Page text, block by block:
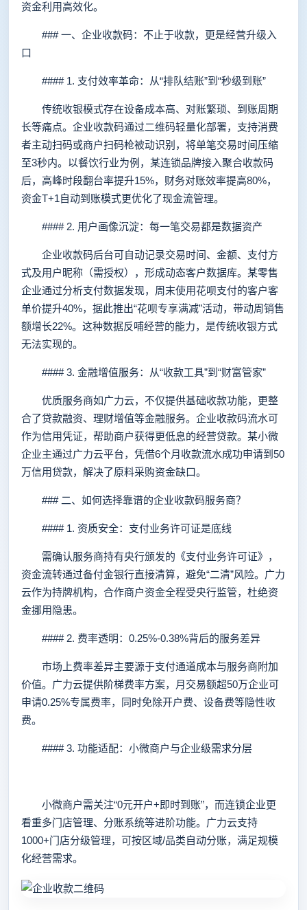
资金利用高效化。
### 一、企业收款码：不止于收款，更是经营升级入
口
#### 1. 支付效率革命：从“排队结账”到“秒级到账”
传统收银模式存在设备成本高、对账繁琐、到账周期
长等痛点。企业收款码通过二维码轻量化部署，支持消费
者主动扫码或商户扫码枪被动识别，将单笔交易时间压缩
至3秒内。以餐饮行业为例，某连锁品牌接入聚合收款码
后，高峰时段翻台率提升15%，财务对账效率提高80%，
资金T+1自动到账模式更优化了现金流管理。
#### 2. 用户画像沉淀：每一笔交易都是数据资产
企业收款码后台可自动记录交易时间、金额、支付方
式及用户昵称（需授权），形成动态客户数据库。某零售
企业通过分析支付数据发现，周末使用花呗支付的客户客
单价提升40%，据此推出“花呗专享满减”活动，带动周销售
额增长22%。这种数据反哺经营的能力，是传统收银方式
无法实现的。
#### 3. 金融增值服务：从“收款工具”到“财富管家”
优质服务商如广力云，不仅提供基础收款功能，更整
合了贷款融资、理财增值等金融服务。企业收款码流水可
作为信用凭证，帮助商户获得更低息的经营贷款。某小微
企业主通过广力云平台，凭借6个月收款流水成功申请到50
万信用贷款，解决了原料采购资金缺口。
### 二、如何选择靠谱的企业收款码服务商？
#### 1. 资质安全：支付业务许可证是底线
需确认服务商持有央行颁发的《支付业务许可证》，
资金流转通过备付金银行直接清算，避免“二清”风险。广力
云作为持牌机构，合作商户资金全程受央行监管，杜绝资
金挪用隐患。
#### 2. 费率透明：0.25%-0.38%背后的服务差异
市场上费率差异主要源于支付通道成本与服务商附加
价值。广力云提供阶梯费率方案，月交易额超50万企业可
申请0.25%专属费率，同时免除开户费、设备费等隐性收
费。
#### 3. 功能适配：小微商户与企业级需求分层
小微商户需关注“0元开户+即时到账”，而连锁企业更
看重多门店管理、分账系统等进阶功能。广力云支持
1000+门店分级管理，可按区域/品类自动分账，满足规模
化经营需求。